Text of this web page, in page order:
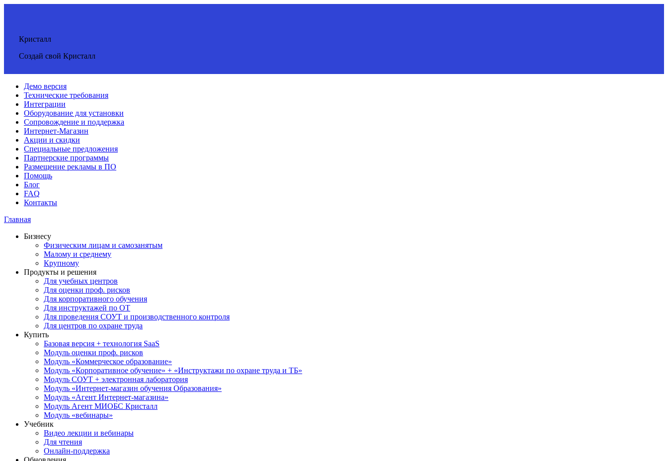
Кристалл
Создай свой Кристалл
Демо версия
Технические требования
Интеграции
Оборудование для установки
Сопровождение и поддержка
Интернет-Магазин
Акции и скидки
Специальные предложения
Партнерские программы
Размещение рекламы в ПО
Помощь
Блог
FAQ
Контакты
Главная
Бизнесу
Физическим лицам и самозанятым
Малому и среднему
Крупному
Продукты и решения
Для учебных центров
Для оценки проф. рисков
Для корпоративного обучения
Для инструктажей по ОТ
Для проведения СОУТ и производственного контроля
Для центров по охране труда
Купить
Базовая версия + технология SaaS
Модуль оценки проф. рисков
Модуль «Коммерческое образование»
Модуль «Корпоративное обучение» + «Инструктажи по охране труда и ТБ»
Модуль СОУТ + электронная лаборатория
Модуль «Интернет-магазин обучения Образования»
Модуль «Агент Интернет-магазина»
Модуль Агент МИОБС Кристалл
Модуль «вебинары»
Учебник
Видео лекции и вебинары
Для чтения
Онлайн-поддержка